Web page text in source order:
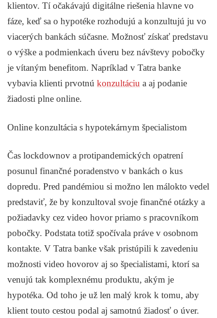
klientov. Tí očakávajú digitálne riešenia hlavne vo
fáze, keď sa o hypotéke rozhodujú a konzultujú ju vo
viacerých bankách súčasne. Možnosť získať predstavu
o výške a podmienkach úveru bez návštevy pobočky
je vítaným benefitom. Napríklad v Tatra banke
vybavia klienti prvotnú konzultáciu a aj podanie
žiadosti plne online.
Online konzultácia s hypotekárnym špecialistom
Čas lockdownov a protipandemických opatrení
posunul finančné poradenstvo v bankách o kus
dopredu. Pred pandémiou si možno len málokto vedel
predstaviť, že by konzultoval svoje finančné otázky a
požiadavky cez video hovor priamo s pracovníkom
pobočky. Podstata totiž spočívala práve v osobnom
kontakte. V Tatra banke však pristúpili k zavedeniu
možnosti video hovorov aj so špecialistami, ktorí sa
venujú tak komplexnému produktu, akým je
hypotéka. Od toho je už len malý krok k tomu, aby
klient touto cestou podal aj samotnú žiadosť o úver.